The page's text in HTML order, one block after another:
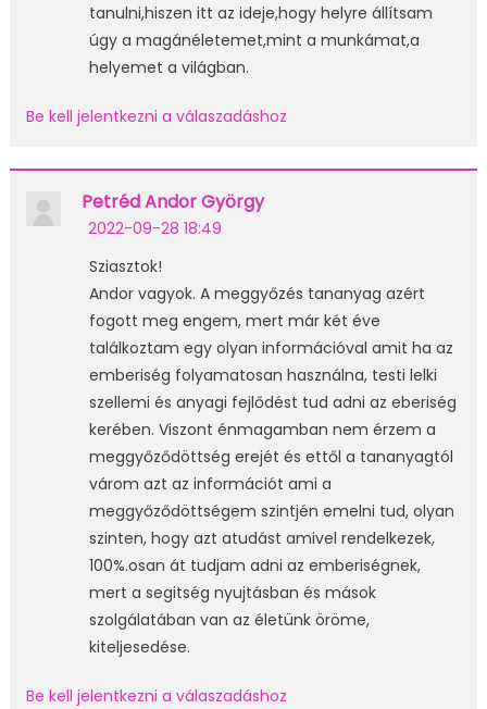
tanulni,hiszen itt az ideje,hogy helyre állítsam
úgy a magánéletemet,mint a munkámat,a
helyemet a világban.
Be kell jelentkezni a válaszadáshoz
Petréd Andor György
2022-09-28 18:49
Sziasztok!
Andor vagyok. A meggyőzés tananyag azért
fogott meg engem, mert már két éve
találkoztam egy olyan információval amit ha az
emberiség folyamatosan használna, testi lelki
szellemi és anyagi fejlődést tud adni az eberiség
kerében. Viszont énmagamban nem érzem a
meggyőződöttség erejét és ettől a tananyagtól
várom azt az információt ami a
meggyőződöttségem szintjén emelni tud, olyan
szinten, hogy azt atudást amivel rendelkezek,
100%.osan át tudjam adni az emberiségnek,
mert a segitség nyujtásban és mások
szolgálatában van az életünk öröme,
kiteljesedése.
Be kell jelentkezni a válaszadáshoz